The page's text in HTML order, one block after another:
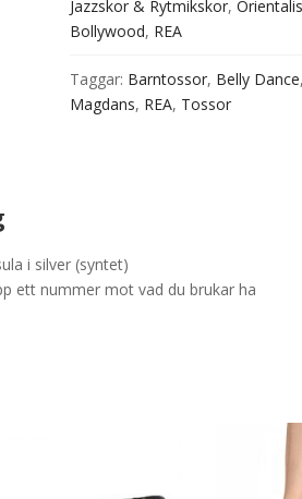
Jazzskor & Rytmikskor,
Bollywood, REA
Taggar: Barntossor, Belly Dance,
Magdans, REA, Tossor
i silver (syntet)
ett nummer mot vad du brukar ha